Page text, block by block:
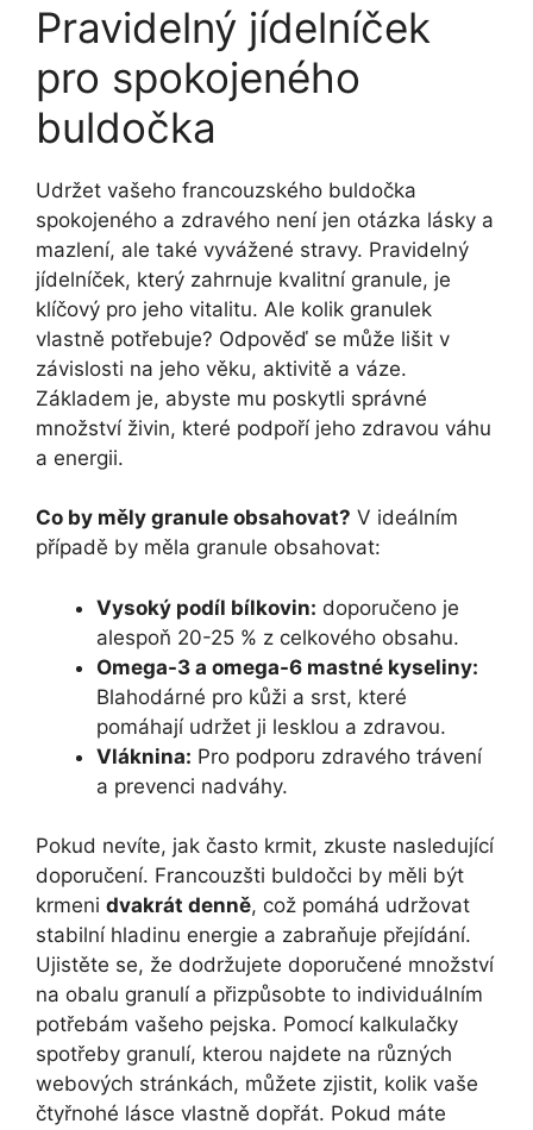
Pravidelný jídelníček
pro spokojeného
buldočka
Udržet vašeho francouzského buldočka
spokojeného a zdravého není jen otázka lásky a
mazlení, ale také vyvážené stravy. Pravidelný
jídelníček, který zahrnuje kvalitní granule, je
klíčový pro jeho vitalitu. Ale kolik granulek
vlastně potřebuje? Odpověď se může lišit v
závislosti na jeho věku, aktivitě a váze.
Základem je, abyste mu poskytli správné
množství živin, které podpoří jeho zdravou váhu
a energii.
Co by měly granule obsahovat? V ideálním
případě by měla granule obsahovat:
Vysoký podíl bílkovin: doporučeno je
alespoň 20-25 % z celkového obsahu.
Omega-3 a omega-6 mastné kyseliny:
Blahodárné pro kůži a srst, které
pomáhají udržet ji lesklou a zdravou.
Vláknina: Pro podporu zdravého trávení
a prevenci nadváhy.
Pokud nevíte, jak často krmit, zkuste nasledující
doporučení. Francouzšti buldočci by měli být
krmeni dvakrát denně, což pomáhá udržovat
stabilní hladinu energie a zabraňuje přejídání.
Ujistěte se, že dodržujete doporučené množství
na obalu granulí a přizpůsobte to individuálním
potřebám vašeho pejska. Pomocí kalkulačky
spotřeby granulí, kterou najdete na různých
webových stránkách, můžete zjistit, kolik vaše
čtyřnohé lásce vlastně dopřát. Pokud máte